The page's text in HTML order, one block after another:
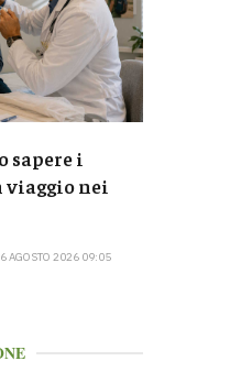
sapere i
nei
AGOSTO 2026 09:05